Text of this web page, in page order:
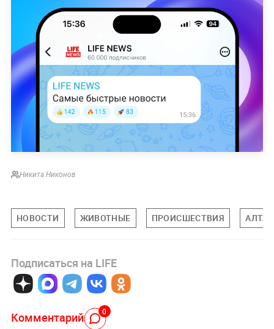
Никита Никонов
НОВОСТИ ЖИВОТНЫЕ ПРОИСШЕСТВИЯ
Подписаться на LIFE
Комментарий 0